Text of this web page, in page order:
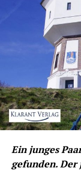
Ein jun­ges
gefun­den. Der